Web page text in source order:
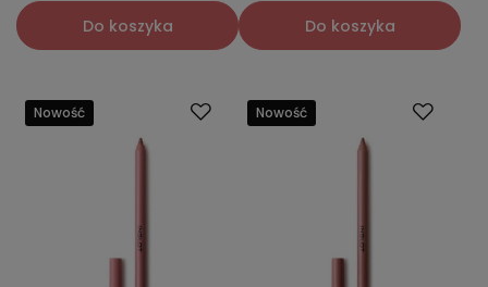
Do koszyka Do koszyka
Nowość Nowość